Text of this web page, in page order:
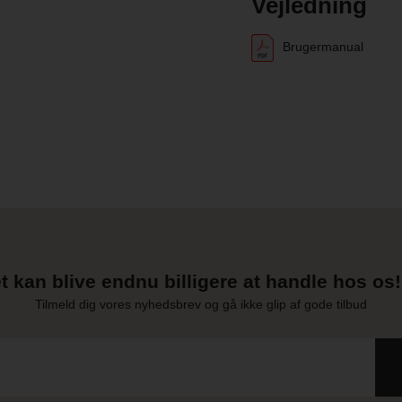
Vejledning
Brugermanual
kan blive endnu billigere at handle hos
Tilmeld dig vores nyhedsbrev og gå ikke glip af gode tilbud